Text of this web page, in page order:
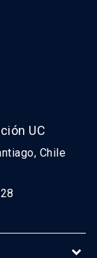
UC
Chile